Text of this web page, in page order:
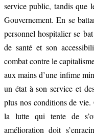
service public, tandis que
Gouvernement. En se
personnel hospitalier se
de santé et son
combat contre le
aux mains d’une infime
un état à son service et
plus nos conditions de
la lutte qui tente de
amélioration doit